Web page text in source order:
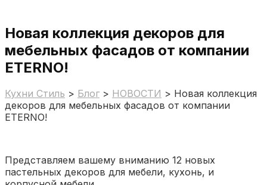
Новая коллекция декоров для
мебельных фасадов от компании
ETERNO!
Кухни Стиль > Блог > НОВОСТИ > Новая коллекция
декоров для мебельных фасадов от компании
ETERNO!
Представляем вашему вниманию 12 новых
пастельных декоров для мебели, кухонь, и